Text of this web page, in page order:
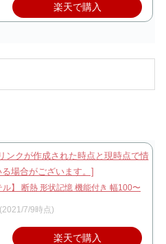
楽天で購入
】 断熱 形状記憶 機能付き 幅100〜
(2021/7/9時点)
楽天で購入